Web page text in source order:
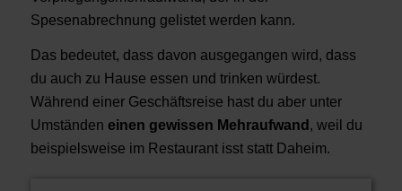
Spesenabrechnung gelistet werden kann.
Das bedeutet, dass davon ausgegangen wird, dass
du auch zu Hause essen und trinken würdest.
Während einer Geschäftsreise hast du aber unter
Umständen einen gewissen Mehraufwand , weil du
beispielsweise im Restaurant isst statt Daheim.